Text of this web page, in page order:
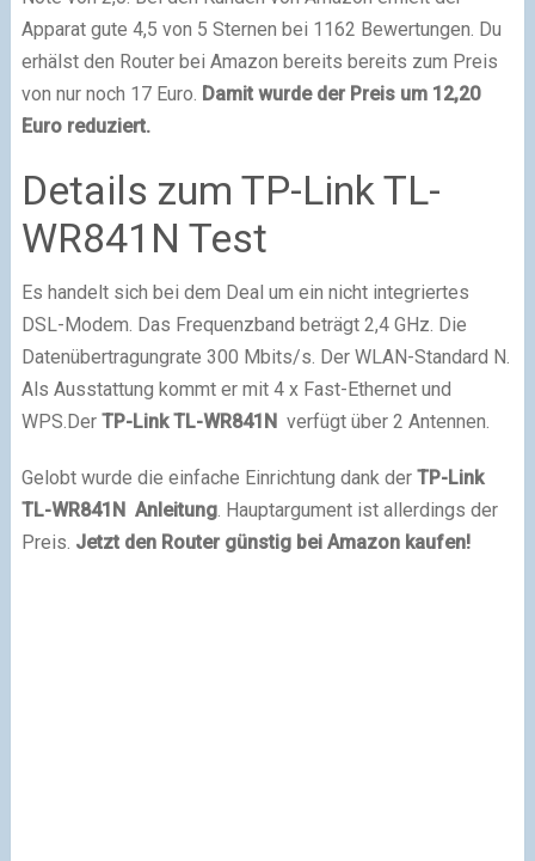
Apparat gute 4,5 von 5 Sternen bei 1162 Bewertungen. Du
erhälst den Router bei Amazon bereits bereits zum Preis
von nur noch 17 Euro. Damit wurde der Preis um 12,20
Euro reduziert.
Details zum TP-Link TL-
WR841N Test
Es handelt sich bei dem Deal um ein nicht integriertes
DSL-Modem. Das Frequenzband beträgt 2,4 GHz. Die
Datenübertragungrate 300 Mbits/s. Der WLAN-Standard N.
Als Ausstattung kommt er mit 4 x Fast-Ethernet und
WPS.DerTP-Link TL-WR841N verfügt über 2 Antennen.
Gelobt wurde die einfache Einrichtung dank der TP-Link
TL-WR841N Anleitung. Hauptargument ist allerdings der
Preis. Jetzt den Router günstig bei Amazon kaufen!